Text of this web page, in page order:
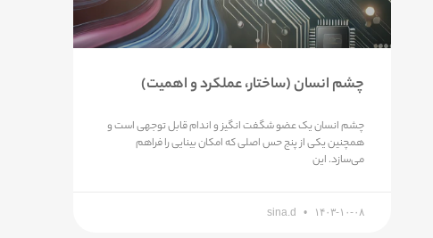
چشم انسان (ساختار، عملکرد و اهمیت)
چشم انسان یک عضو شگفت انگیز و اندام قابل توجهی است و
همچنین یکی از پنج حس اصلی که امکان بینایی را فراهم
می‌سازد. این
sina.d ۱۴۰۳-۱۰-۰۸